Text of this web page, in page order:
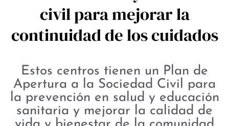
civil para mejorar la
continuidad de los cuidados
Estos centros tienen un Plan de
Apertura a la Sociedad Civil para
la prevención en salud y educación
sanitaria y mejorar la calidad de